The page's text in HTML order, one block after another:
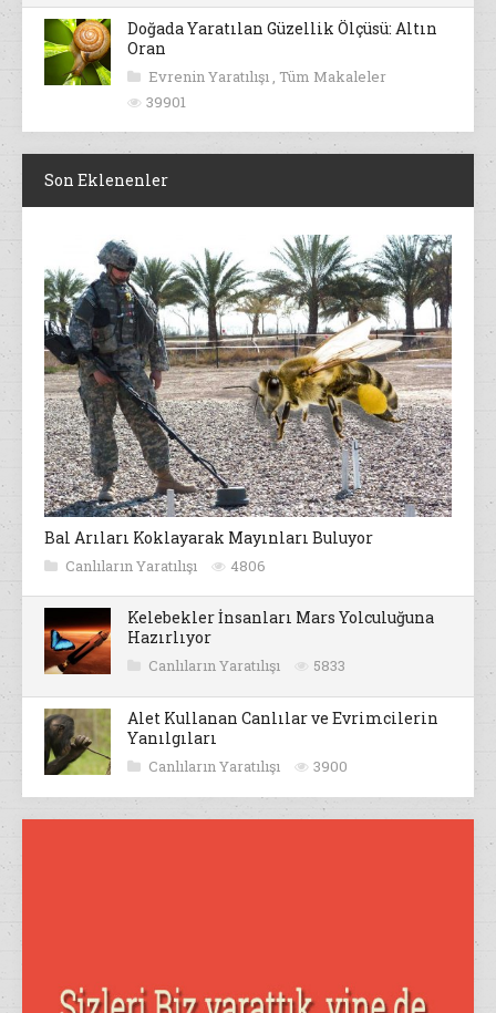
Doğada Yaratılan Güzellik Ölçüsü: Altın
Oran
Evrenin Yaratılışı , Tüm Makaleler
39901
Son Eklenenler
Bal Arıları Koklayarak Mayınları Buluyor
Canlıların Yaratılışı 4806
Kelebekler İnsanları Mars Yolculuğuna
Hazırlıyor
Canlıların Yaratılışı 5833
Alet Kullanan Canlılar ve Evrimcilerin
Yanılgıları
Canlıların Yaratılışı 3900